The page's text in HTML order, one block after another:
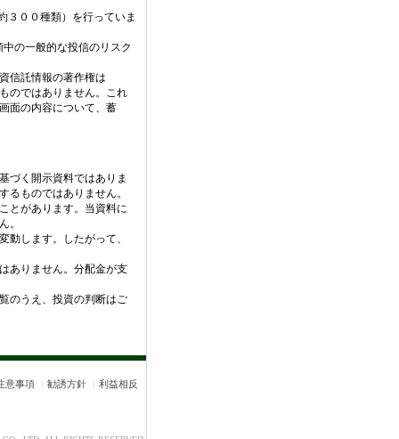
３００種類）を行っていま
の一般的な投信のリスク
信託情報の著作権は
のではありません。これ
面の内容について、蓄
づく開示資料ではありま
ものではありません。
とがあります。当資料に
。
します。したがって、
ありません。分配金が支
のうえ、投資の判断はご
意事項｜ 勧誘方針｜ 利益相反